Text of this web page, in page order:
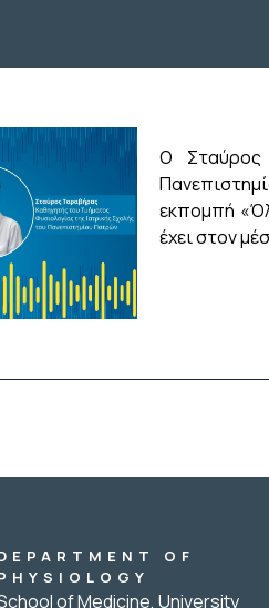
Ο Σταύρος
εκπομπή
έχει στον
OF
of Medicine, University